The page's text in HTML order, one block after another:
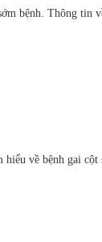
bệnh. Thông tin
về bệnh gai